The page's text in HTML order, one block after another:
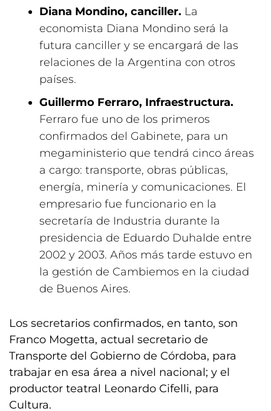
Diana Mondino, canciller. La
economista Diana Mondino será la
futura canciller y se encargará de las
relaciones de la Argentina con otros
países.
Guillermo Ferraro, Infraestructura.
Ferraro fue uno de los primeros
confirmados del Gabinete, para un
megaministerio que tendrá cinco áreas
a cargo: transporte, obras públicas,
energía, minería y comunicaciones. El
empresario fue funcionario en la
secretaría de Industria durante la
presidencia de Eduardo Duhalde entre
2002 y 2003. Años más tarde estuvo en
la gestión de Cambiemos en la ciudad
de Buenos Aires.
Los secretarios confirmados, en tanto, son
Franco Mogetta, actual secretario de
Transporte del Gobierno de Córdoba, para
trabajar en esa área a nivel nacional; y el
productor teatral Leonardo Cifelli, para
Cultura.